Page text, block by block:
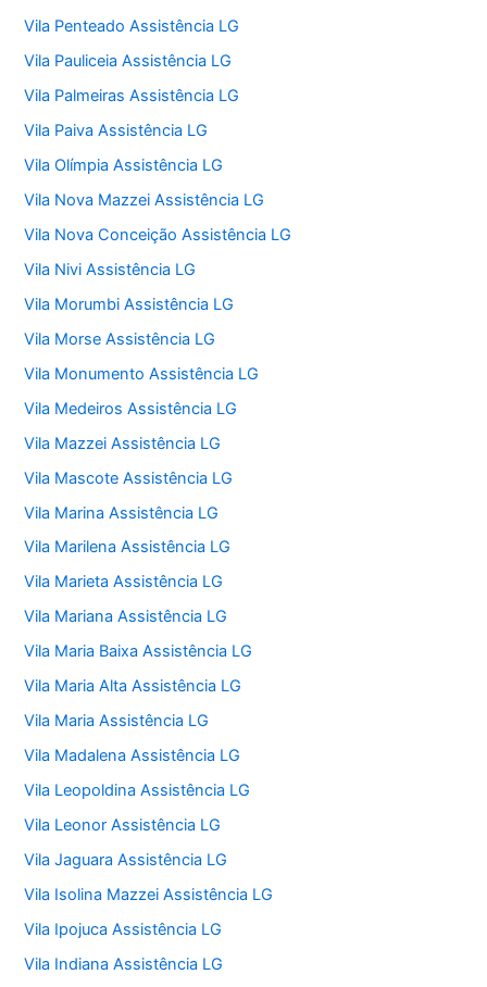
Vila Penteado Assistência LG
Vila Pauliceia Assistência LG
Vila Palmeiras Assistência LG
Vila Paiva Assistência LG
Vila Olímpia Assistência LG
Vila Nova Mazzei Assistência LG
Vila Nova Conceição Assistência LG
Vila Nivi Assistência LG
Vila Morumbi Assistência LG
Vila Morse Assistência LG
Vila Monumento Assistência LG
Vila Medeiros Assistência LG
Vila Mazzei Assistência LG
Vila Mascote Assistência LG
Vila Marina Assistência LG
Vila Marilena Assistência LG
Vila Marieta Assistência LG
Vila Mariana Assistência LG
Vila Maria Baixa Assistência LG
Vila Maria Alta Assistência LG
Vila Maria Assistência LG
Vila Madalena Assistência LG
Vila Leopoldina Assistência LG
Vila Leonor Assistência LG
Vila Jaguara Assistência LG
Vila Isolina Mazzei Assistência LG
Vila Ipojuca Assistência LG
Vila Indiana Assistência LG